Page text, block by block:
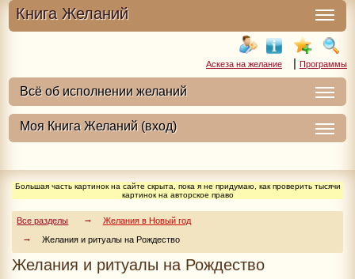
Книга Желаний
Аскеза на желание | Программы
Большая часть картинок на сайте скрыта, пока я не придумаю, как проверить тысячи
картинок на авторское право
Все разделы
Желания в Новый год
Желания и ритуалы на Рождество
Желания и ритуалы на Рождество